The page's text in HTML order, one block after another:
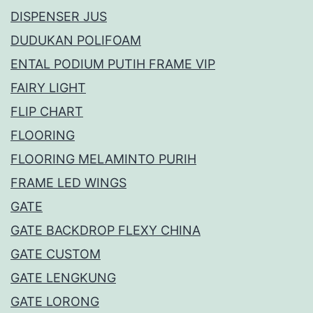
DISPENSER JUS
DUDUKAN POLIFOAM
ENTAL PODIUM PUTIH FRAME VIP
FAIRY LIGHT
FLIP CHART
FLOORING
FLOORING MELAMINTO PURIH
FRAME LED WINGS
GATE
GATE BACKDROP FLEXY CHINA
GATE CUSTOM
GATE LENGKUNG
GATE LORONG